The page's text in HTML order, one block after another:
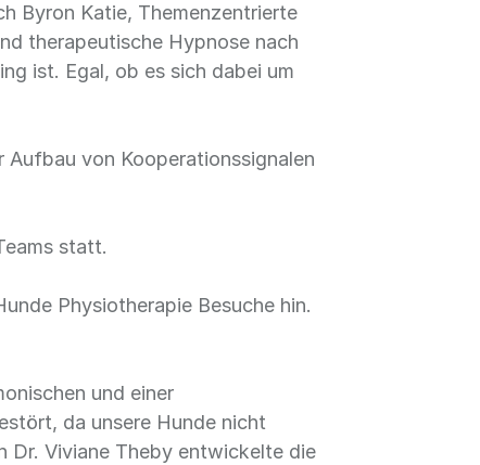
Byron Katie, Themenzentrierte
therapeutische Hypnose nach
ist. Egal, ob es sich dabei um
von Kooperationssignalen
statt.
Physiotherapie Besuche hin.
und einer
da unsere Hunde nicht
Dr. Viviane Theby entwickelte die